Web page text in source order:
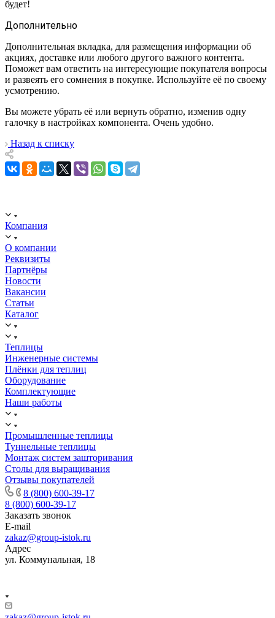
будет!
Дополнительно
Дополнительная вкладка, для размещения информации об
акциях, доставке или любого другого важного контента.
Поможет вам ответить на интересующие покупателя вопросы
и развеять его сомнения в покупке. Используйте её по своему
усмотрению.
Вы можете убрать её или вернуть обратно, изменив одну
галочку в настройках компонента. Очень удобно.
Назад к списку
Компания
О компании
Реквизиты
Партнёры
Новости
Вакансии
Статьи
Каталог
Теплицы
Инженерные системы
Плёнки для теплиц
Оборудование
Комплектующие
Наши работы
Промышленные теплицы
Туннельные теплицы
Монтаж систем зашторивания
Столы для выращивания
Отзывы покупателей
8 (800) 600-39-17
8 (800) 600-39-17
Заказать звонок
E-mail
zakaz@group-istok.ru
Адрес
ул. Коммунальная, 18